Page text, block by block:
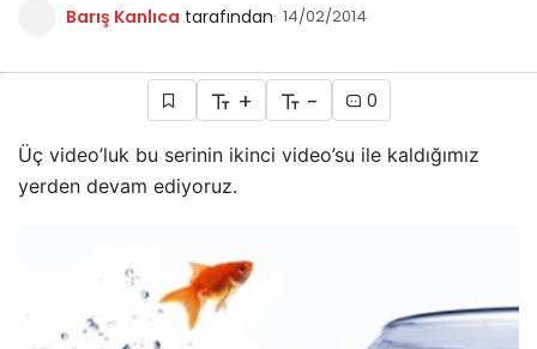
Barış Kanlıca tarafından 14/02/2014
+ - 0
Üç video’luk bu serinin ikinci video’su ile kaldığımız
yerden devam ediyoruz.